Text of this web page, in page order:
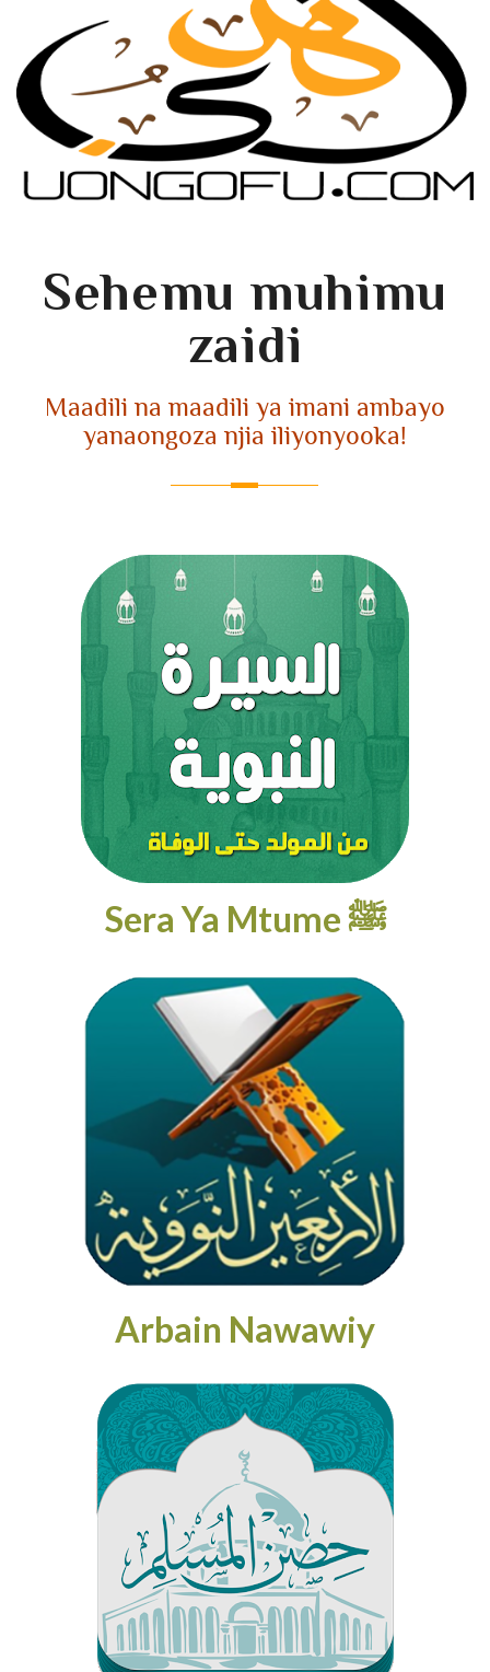
Sehemu muhimu
zaidi
Maadili na maadili ya imani ambayo
yanaongoza njia iliyonyooka!
Sera Ya Mtume ﷺ
Arbain Nawawiy